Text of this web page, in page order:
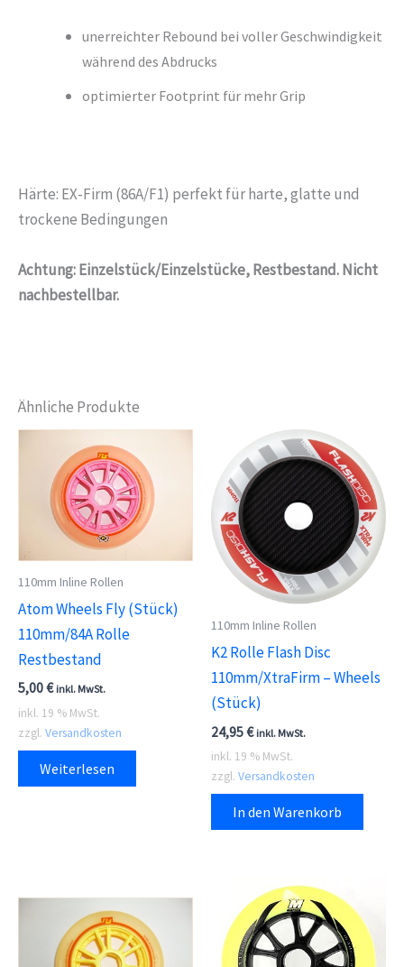
unerreichter Rebound bei voller Geschwindigkeit
während des Abdrucks
optimierter Footprint für mehr Grip
Härte: EX-Firm (86A/F1) perfekt für harte, glatte und
trockene Bedingungen
Achtung: Einzelstück/Einzelstücke, Restbestand. Nicht
nachbestellbar.
Ähnliche Produkte
110mm Inline Rollen
Atom Wheels Fly (Stück)
110mm/84A Rolle
Restbestand
5,00€ inkl. MwSt.
inkl. 19 % MwSt.
zzgl. Versandkosten
Weiterlesen
110mm Inline Rollen
K2 Rolle Flash Disc
110mm/XtraFirm – Wheels
(Stück)
24,95€ inkl. MwSt.
inkl. 19 % MwSt.
zzgl. Versandkosten
In den Warenkorb